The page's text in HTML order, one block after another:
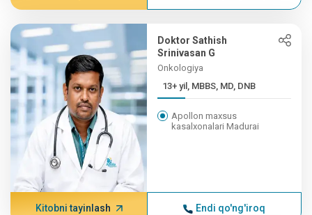
Doktor Sathish
Srinivasan G
Onkologiya
13+ yil, MBBS, MD, DNB
Apollon maxsus
kasalxonalari Madurai
Kitobni tayinlash Endi qo'ng'iroq